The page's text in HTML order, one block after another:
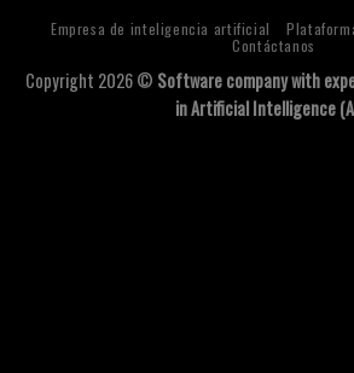
Empresa de inteligencia artificial
Contáctanos
Copyright 2026 © Software company with
in Artificial Intelligence